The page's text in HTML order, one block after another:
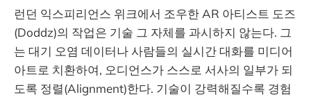
차에 오른 뒤에는 다른 장면이 펼쳐졌
다. 모엣 샹동(Moët & Chandon) 한
런던 익스피리언스 위크에서 조우한 AR 아티스트 도즈
(Doddz)의 작업은 기술 그 자체를 과시하지 않는다. 그
는 대기 오염 데이터나 사람들의 실시간 대화를 미디어
아트로 치환하여, 오디언스가 스스로 서사의 일부가 되
도록 정렬(Alignment)한다. 기술이 강력해질수록 경험